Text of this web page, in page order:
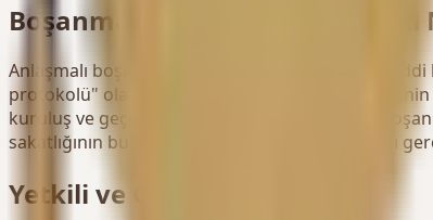
Boşanma Protokolünün Hukuki
Anlaşmalı boşanmaya karar verilebilmesinin
protokolü" olarak da adlandırılan bu
kuruluş ve geçerlilik şartlarına ilişkin kurallar,
sakatlığının bulunup bulunmadığını araştırması
Yetkili ve Görevli Mahkeme